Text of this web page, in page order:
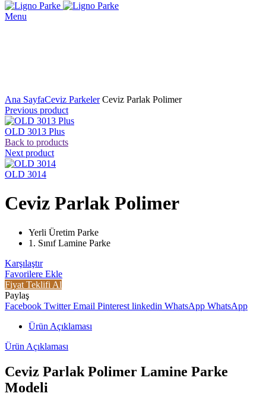
Menu
Ana SayfaCeviz ParkelerCeviz Parlak Polimer
Previous product
OLD 3013 Plus
Back to products
Next product
OLD 3014
Ceviz Parlak Polimer
Yerli Üretim Parke
1. Sınıf Lamine Parke
Karşılaştır
Favorilere Ekle
Fiyat Teklifi Al
Paylaş
Facebook Twitter Email Pinterest linkedin WhatsApp WhatsApp
Ürün Açıklaması
Ürün Açıklaması
Ceviz Parlak Polimer Lamine Parke
Modeli